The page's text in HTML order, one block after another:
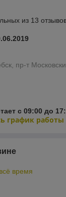
из 13
пр-т
с 09:00 до
график работы
время